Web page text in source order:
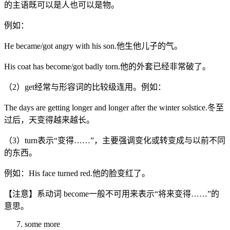
的主语既可以是人也可以是物。
例如：
He became/got angry with his son.他生他儿子的气。
His coat has become/got badly torn.他的外套已经非常破了。
（2）get经常与形容词的比较级连用。例如：
The days are getting longer and longer after the winter solstice.冬至
过后，天变得越来越长。
（3）turn表示“变得……”，主要强调变化或转变成与以前不同
的东西。
例如：His face turned red.他的脸变红了。
【注意】系动词 become一般不可用来表示“将来变得……”的
意思。
some more